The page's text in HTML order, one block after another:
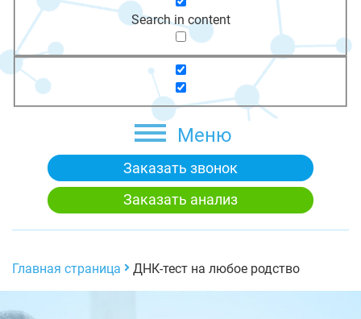
Search in content
Меню
Заказать звонок
Заказать анализ
Главная страница ДНК-тест на любое родство